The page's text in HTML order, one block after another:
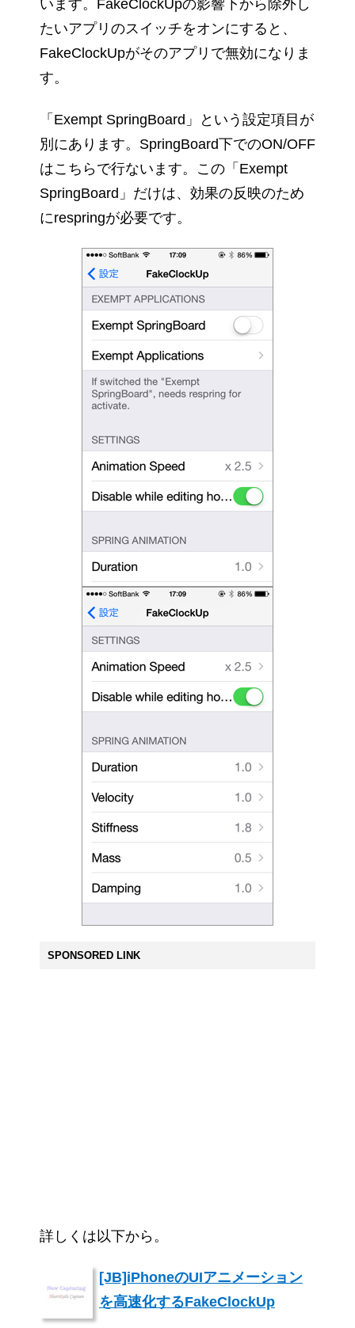
います。FakeClockUpの影響下から除外し
たいアプリのスイッチをオンにすると、
FakeClockUpがそのアプリで無効になりま
す。
「Exempt SpringBoard」という設定項目が
別にあります。SpringBoard下でのON/OFF
はこちらで行ないます。この「Exempt
SpringBoard」だけは、効果の反映のため
にrespringが必要です。
SPONSORED LINK
詳しくは以下から。
[JB]iPhoneのUIアニメーション
を高速化するFakeClockUp